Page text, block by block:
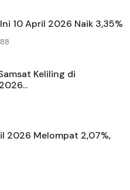
10 April 2026 Naik 3,35%
Keliling di
2026 Melompat 2,07%,